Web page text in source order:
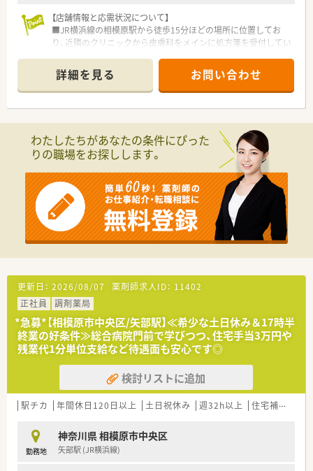
■ドミナント展開を行っている為、転居を伴う異動をすることな
く、幅広い経験を積むことができる点は大きな魅力です。
■毎年新卒採用を行っており、調剤全般は勿論在宅業務もしっか
■OJTをはじめ、外部専門講師による研修や、メーカ勉強会、長期
病院実習等、様々な研修制度があります。
■薬局の現場で臨床薬学を身に付けた後には薬局運営・薬剤師教
■年間休日122日とワークライフバランスも安定！
エリアマネージャーやラウンダーがヘルプに入ることにより、
現場ではお休みが取りやすい体制となっています。
■産休・育休取得率100％！近年では男性薬剤師の育休取得実績
も増えています。
■育児短時間制度はお子様が4歳になるまで利用いただけ、子育
てしやすい職場環境を目指しています。
【店舗情報と応需状況について】
■JR横浜線の相模原駅から徒歩15分ほどの場所に位置してお
り、近隣のクリニックから皮膚科をメインに処方箋を受付してい
■1日あたりの処方箋枚数は平均150枚程度となっており、常時
薬剤師4名と事務員2名の体制でスピーディーに対応していま
す。
■皮膚科クリニックに隣接しているため応需科目の大半が皮膚
【募集背景と求める人物像について】
■店舗のリニューアルや組織体制の刷新に伴い、20代から30代
の若手層を中心に新しい取り組みへ前向きな方を2名急募してい
ます。
■患者様とのコミュニケーションを大切にしながら、AI薬歴など
のITツールを積極的に活用して業務効率化を楽しめる方を求め
ます。
■調剤業務の経験が少ない未経験の方や第二新卒の方も歓迎し
ており、地域に根ざした医療に貢献したい意欲的な姿勢を評価し
【法人特徴について】
■相模原市内に6店舗をドミナント展開しており、各店舗が近距
離にあるため緊急時の連携やスタッフの協力体制も非常にスム
ーズです。
■40代の若手代表取締役が組織変革を推進しており、カフェの
ようなお洒落な内装への改装や最新設備の導入を積極的に行っ
ています。
■地域密着型の経営スタイルを貫きながら在宅医療にも注力し
ており、相模原市民の健康を支える薬局として着実な成長を続け
ています。
【勤務実態について】
■毎週の休みが2.5日確保されているため、仕事と私生活のバラ
ンスをしっかりと保ちながら無理なく働き続けることが可能で
詳細を見る お問い合わせ
わたしたちがあなたの条件にぴった
りの職場をお探しします。
更新日： 2026/08/07 薬剤師求人ID： 11402
正社員
調剤薬局
*急募*【相模原市中央区/矢部駅】≪希少な土日休み＆17時半
終業の好条件≫総合病院門前で学びつつ、住宅手当3万円や
残業代1分単位支給など待遇面も安心です◎
検討リストに追加
駅チカ 年間休日120日以上 土日祝休み 週32h以上 住宅補助(手当)あり
勤務地
神奈川県 相模原市中央区
矢部駅 (JR横浜線)